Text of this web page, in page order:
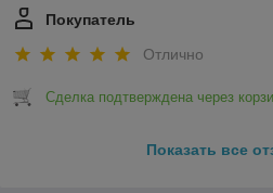
Покупатель
Отлично
Сделка подтверждена через
Показать все